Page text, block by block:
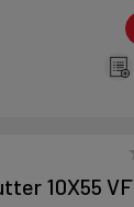
10X55